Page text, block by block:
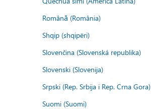
Română (România)
Shqip (shqipëri)
Slovenčina (Slovenská republika)
Slovenski (Slovenija)
Srpski (Rep. Srbija i Rep. Crna Gora)
Suomi (Suomi)